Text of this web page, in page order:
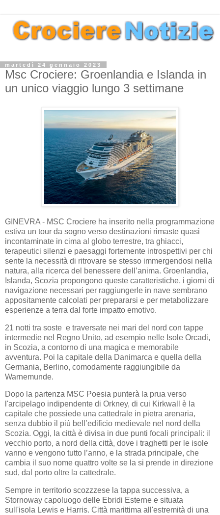
martedì 24 gennaio 2023
Msc Crociere: Groenlandia e Islanda in
un unico viaggio lungo 3 settimane
GINEVRA - MSC Crociere ha inserito nella programmazione
estiva un tour da sogno verso destinazioni rimaste quasi
incontaminate in cima al globo terrestre, tra ghiacci,
terapeutici silenzi e paesaggi fortemente introspettivi per chi
sente la necessità di ritrovare se stesso immergendosi nella
natura, alla ricerca del benessere dell’anima. Groenlandia,
Islanda, Scozia propongono queste caratteristiche, i giorni di
navigazione necessari per raggiungerle in nave sembrano
appositamente calcolati per prepararsi e per metabolizzare
esperienze a terra dal forte impatto emotivo.
21 notti tra soste e traversate nei mari del nord con tappe
intermedie nel Regno Unito, ad esempio nelle Isole Orcadi,
in Scozia, a contorno di una magica e memorabile
avventura. Poi la capitale della Danimarca e quella della
Germania, Berlino, comodamente raggiungibile da
Warnemunde.
Dopo la partenza MSC Poesia punterà la prua verso
l'arcipelago indipendente di Orkney, di cui Kirkwall è la
capitale che possiede una cattedrale in pietra arenaria,
senza dubbio il più bell’edificio medievale nel nord della
Scozia. Oggi, la città è divisa in due punti focali principali: il
vecchio porto, a nord della città, dove i traghetti per le isole
vanno e vengono tutto l’anno, e la strada principale, che
cambia il suo nome quattro volte se la si prende in direzione
sud, dal porto oltre la cattedrale.
Sempre in territorio scozzzese la tappa successiva, a
Stornoway capoluogo delle Ebridi Esterne e situata
sull'isola Lewis e Harris. Città marittima all'estremità di una